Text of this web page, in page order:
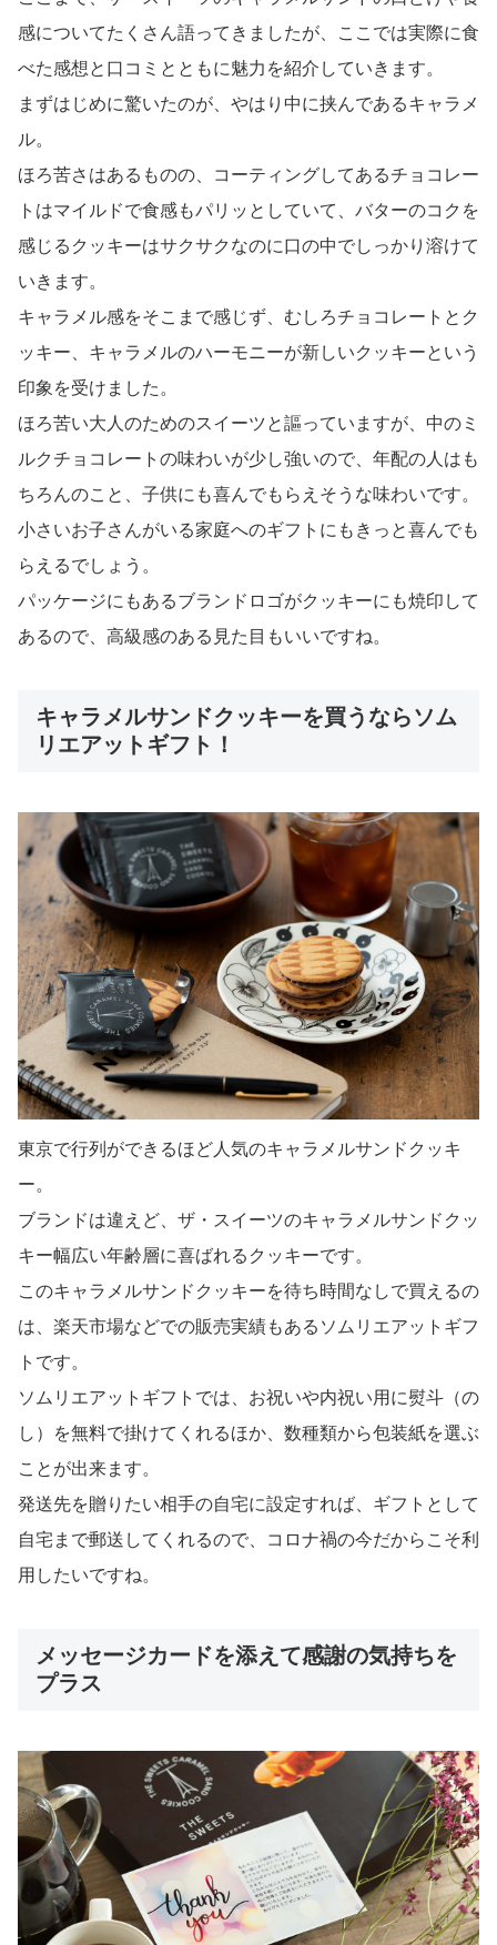
感についてたくさん語ってきましたが、ここでは実際に食
べた感想と口コミとともに魅力を紹介していきます。
まずはじめに驚いたのが、やはり中に挟んであるキャラメ
ル。
ほろ苦さはあるものの、コーティングしてあるチョコレー
トはマイルドで食感もパリッとしていて、バターのコクを
感じるクッキーはサクサクなのに口の中でしっかり溶けて
いきます。
キャラメル感をそこまで感じず、むしろチョコレートとク
ッキー、キャラメルのハーモニーが新しいクッキーという
印象を受けました。
ほろ苦い大人のためのスイーツと謳っていますが、中のミ
ルクチョコレートの味わいが少し強いので、年配の人はも
ちろんのこと、子供にも喜んでもらえそうな味わいです。
小さいお子さんがいる家庭へのギフトにもきっと喜んでも
らえるでしょう。
パッケージにもあるブランドロゴがクッキーにも焼印して
あるので、高級感のある見た目もいいですね。
キャラメルサンドクッキーを買うならソム
リエアットギフト！
東京で行列ができるほど人気のキャラメルサンドクッキ
ー。
ブランドは違えど、ザ・スイーツのキャラメルサンドクッ
キー幅広い年齢層に喜ばれるクッキーです。
このキャラメルサンドクッキーを待ち時間なしで買えるの
は、楽天市場などでの販売実績もあるソムリエアットギフ
トです。
ソムリエアットギフトでは、お祝いや内祝い用に熨斗（の
し）を無料で掛けてくれるほか、数種類から包装紙を選ぶ
ことが出来ます。
発送先を贈りたい相手の自宅に設定すれば、ギフトとして
自宅まで郵送してくれるので、コロナ禍の今だからこそ利
用したいですね。
メッセージカードを添えて感謝の気持ちを
プラス